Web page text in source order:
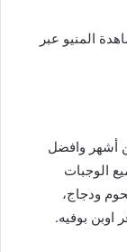
مطعم مطعم رووت 66 ومشاهدة المنيو عبر
أشهر وافضل
الوجبات
ودجاج،
اوبن بوفيه.